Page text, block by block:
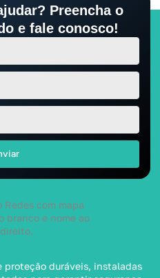
Preencha o
e fale conosco!
proteção duráveis, instaladas